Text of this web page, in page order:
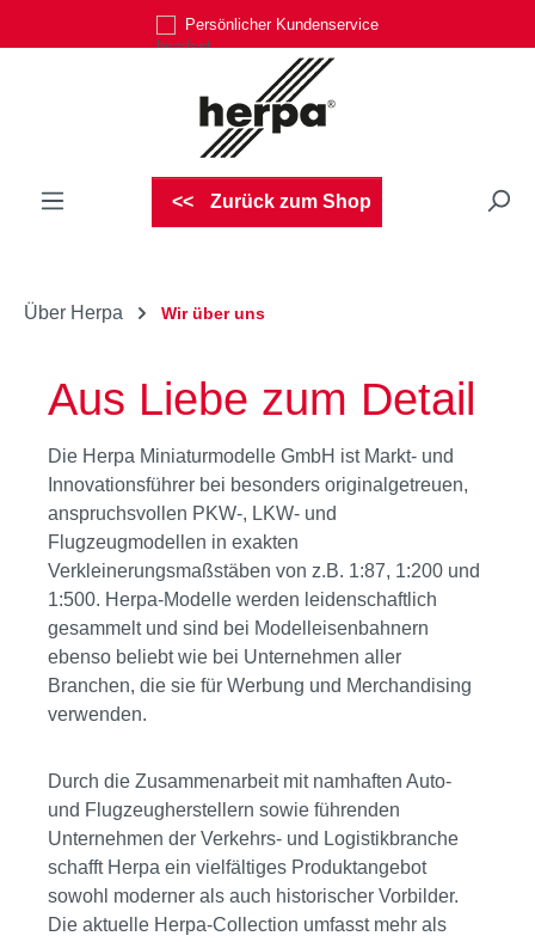
Zum Hauptinhalt springenPersönlicher Kundenservice
Zurück zum Shop
Über Herpa Wir über uns
Aus Liebe zum Detail
Die Herpa Miniaturmodelle GmbH ist Markt- und
Innovationsführer bei besonders originalgetreuen,
anspruchsvollen PKW-, LKW- und
Flugzeugmodellen in exakten
Verkleinerungsmaßstäben von z.B. 1:87, 1:200 und
1:500. Herpa-Modelle werden leidenschaftlich
gesammelt und sind bei Modelleisenbahnern
ebenso beliebt wie bei Unternehmen aller
Branchen, die sie für Werbung und Merchandising
verwenden.
Durch die Zusammenarbeit mit namhaften Auto-
und Flugzeugherstellern sowie führenden
Unternehmen der Verkehrs- und Logistikbranche
schafft Herpa ein vielfältiges Produktangebot
sowohl moderner als auch historischer Vorbilder.
Die aktuelle Herpa-Collection umfasst mehr als